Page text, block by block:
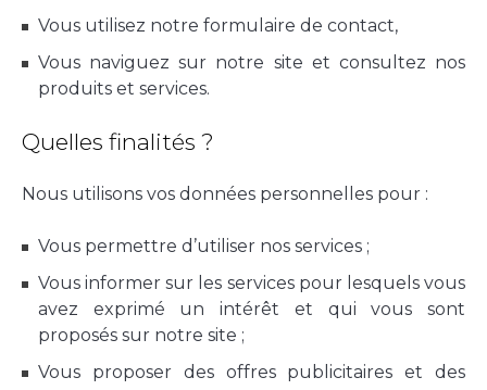
Vous utilisez notre formulaire de contact,
Vous naviguez sur notre site et consultez nos
produits et services.
Quelles finalités ?
Nous utilisons vos données personnelles pour :
Vous permettre d’utiliser nos services ;
Vous informer sur les services pour lesquels vous
avez exprimé un intérêt et qui vous sont
proposés sur notre site ;
Vous proposer des offres publicitaires et des